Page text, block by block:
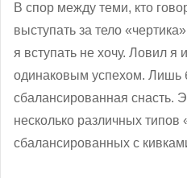
В спор между теми, кто
выступать за тело
я вступать не хочу. Ловил я
одинаковым успехом. Лишь
сбалансированная снасть.
несколько различных типов
сбалансированных с